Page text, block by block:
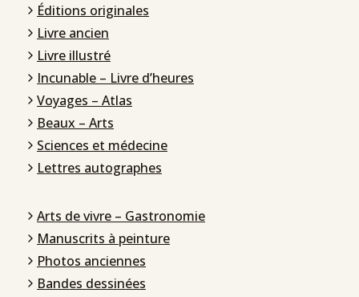
Éditions originales
Livre ancien
Livre illustré
Incunable – Livre d’heures
Voyages – Atlas
Beaux – Arts
Sciences et médecine
Lettres autographes
Arts de vivre – Gastronomie
Manuscrits à peinture
Photos anciennes
Bandes dessinées